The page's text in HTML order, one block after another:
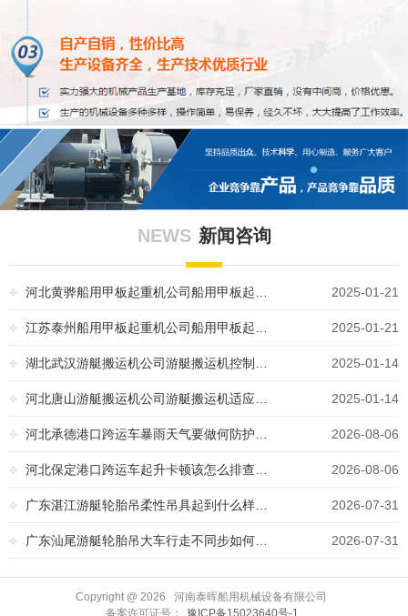
NEWS 新闻咨询
河北黄骅船用甲板起重机公司船用甲板起… 2025-01-21
江苏泰州船用甲板起重机公司船用甲板起… 2025-01-21
湖北武汉游艇搬运机公司游艇搬运机控制… 2025-01-14
河北唐山游艇搬运机公司游艇搬运机适应… 2025-01-14
河北承德港口跨运车暴雨天气要做何防护… 2026-08-06
河北保定港口跨运车起升卡顿该怎么排查… 2026-08-06
广东湛江游艇轮胎吊柔性吊具起到什么样… 2026-07-31
广东汕尾游艇轮胎吊大车行走不同步如何… 2026-07-31
Copyright @ 2026 河南泰晖船用机械设备有限公司
备案许可证号：
豫ICP备15023640号-1